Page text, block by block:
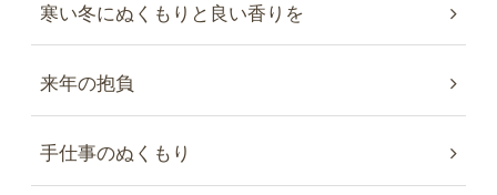
寒い冬にぬくもりと良い香りを
来年の抱負
手仕事のぬくもり